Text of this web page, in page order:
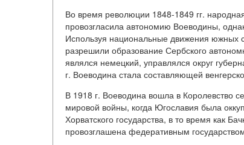
Во время революции 1848-1849 гг.
провозгласила автономию Воеводины,
Используя национальные движения южных
разрешили образование Сербского
являлся немецкий, управлялся округ
г. Воеводина стала составляющей
В 1918 г. Воеводина вошла в Королевство
мировой войны, когда Югославия была
Хорватского государства, в то время как
провозглашена федеративным